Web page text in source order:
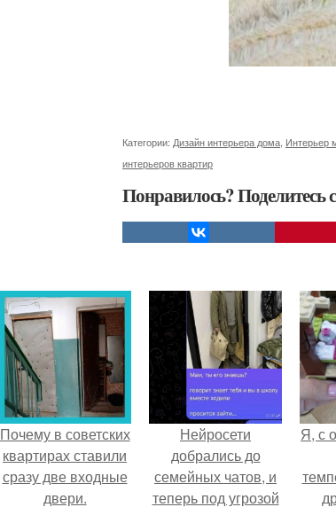
Категории: Дизайн интерьера дома Интерьер
интерьеров квартир
Понравилось? Поделитесь
Почему в советских
квартирах ставили
сразу две входные
двери.
Нейросети
добрались до
семейных чатов, и
теперь под угрозой
Я, с